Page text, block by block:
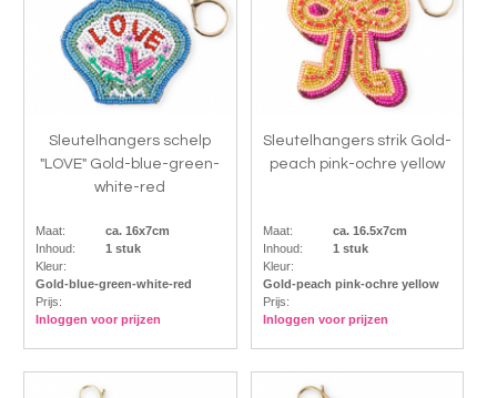
Sleutelhangers schelp
"LOVE" Gold-blue-green-
white-red
Maat:
ca. 16x7cm
Inhoud:
1 stuk
Kleur:
Gold-blue-green-white-red
Prijs:
Inloggen voor prijzen
Sleutelhangers strik Gold-
peach pink-ochre yellow
Maat:
ca. 16.5x7cm
Inhoud:
1 stuk
Kleur:
Gold-peach pink-ochre yellow
Prijs:
Inloggen voor prijzen